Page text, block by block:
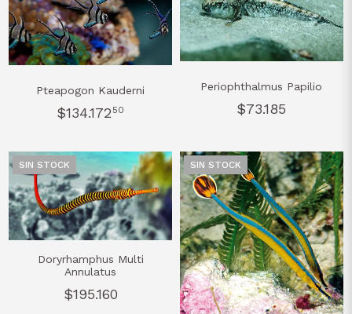
Pteapogon Kauderni
$134.172 50
Periophthalmus Papilio
$73.185
SIN STOCK
Doryrhamphus Multi
Annulatus
$195.160
SIN STOCK